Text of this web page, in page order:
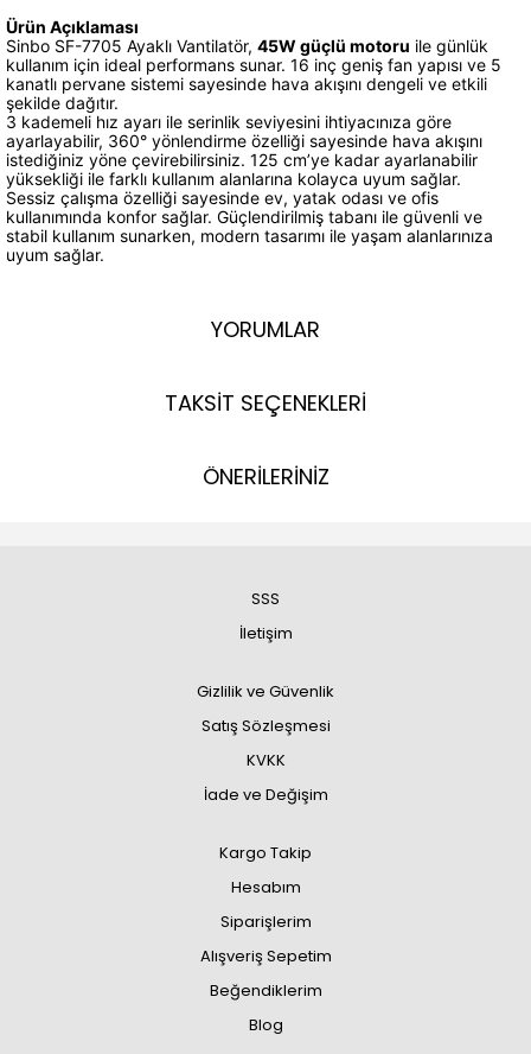
Ürün Açıklaması
Sinbo SF-7705 Ayaklı Vantilatör, 45W güçlü motoru ile günlük
kullanım için ideal performans sunar. 16 inç geniş fan yapısı ve 5
kanatlı pervane sistemi sayesinde hava akışını dengeli ve etkili
şekilde dağıtır.
3 kademeli hız ayarı ile serinlik seviyesini ihtiyacınıza göre
ayarlayabilir, 360° yönlendirme özelliği sayesinde hava akışını
istediğiniz yöne çevirebilirsiniz. 125 cm’ye kadar ayarlanabilir
yüksekliği ile farklı kullanım alanlarına kolayca uyum sağlar.
Sessiz çalışma özelliği sayesinde ev, yatak odası ve ofis
kullanımında konfor sağlar. Güçlendirilmiş tabanı ile güvenli ve
stabil kullanım sunarken, modern tasarımı ile yaşam alanlarınıza
uyum sağlar.
YORUMLAR
TAKSİT SEÇENEKLERİ
ÖNERİLERİNİZ
SSS
İletişim
Gizlilik ve Güvenlik
Satış Sözleşmesi
KVKK
İade ve Değişim
Kargo Takip
Hesabım
Siparişlerim
Alışveriş Sepetim
Beğendiklerim
Blog